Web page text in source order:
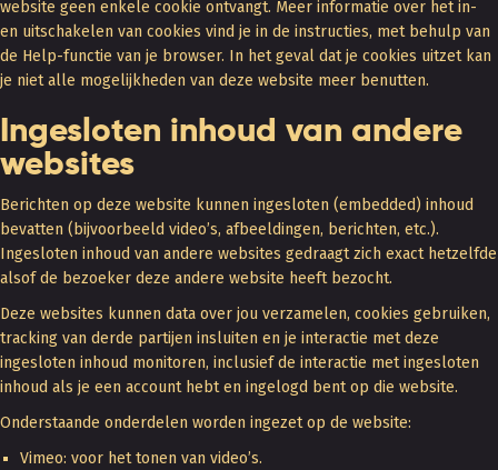
website geen enkele cookie ontvangt. Meer informatie over het in-
en uitschakelen van cookies vind je in de instructies, met behulp van
de Help-functie van je browser. In het geval dat je cookies uitzet kan
je niet alle mogelijkheden van deze website meer benutten.
Ingesloten inhoud van andere
websites
Berichten op deze website kunnen ingesloten (embedded) inhoud
bevatten (bijvoorbeeld video’s, afbeeldingen, berichten, etc.).
Ingesloten inhoud van andere websites gedraagt zich exact hetzelfde
alsof de bezoeker deze andere website heeft bezocht.
Deze websites kunnen data over jou verzamelen, cookies gebruiken,
tracking van derde partijen insluiten en je interactie met deze
ingesloten inhoud monitoren, inclusief de interactie met ingesloten
inhoud als je een account hebt en ingelogd bent op die website.
Onderstaande onderdelen worden ingezet op de website:
Vimeo: voor het tonen van video’s.